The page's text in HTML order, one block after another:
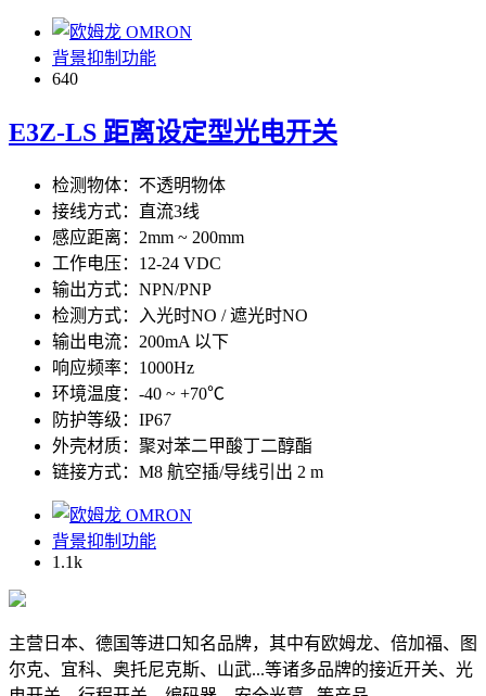
背景抑制功能
640
E3Z-LS 距离设定型光电开关
检测物体：不透明物体
接线方式：直流3线
感应距离：2mm ~ 200mm
工作电压：12-24 VDC
输出方式：NPN/PNP
检测方式：入光时NO / 遮光时NO
输出电流：200mA 以下
响应频率：1000Hz
环境温度：-40 ~ +70℃
防护等级：IP67
外壳材质：聚对苯二甲酸丁二醇酯
链接方式：M8 航空插/导线引出 2 m
背景抑制功能
1.1k
主营日本、德国等进口知名品牌，其中有欧姆龙、倍加福、图
尔克、宜科、奥托尼克斯、山武...等诸多品牌的接近开关、光